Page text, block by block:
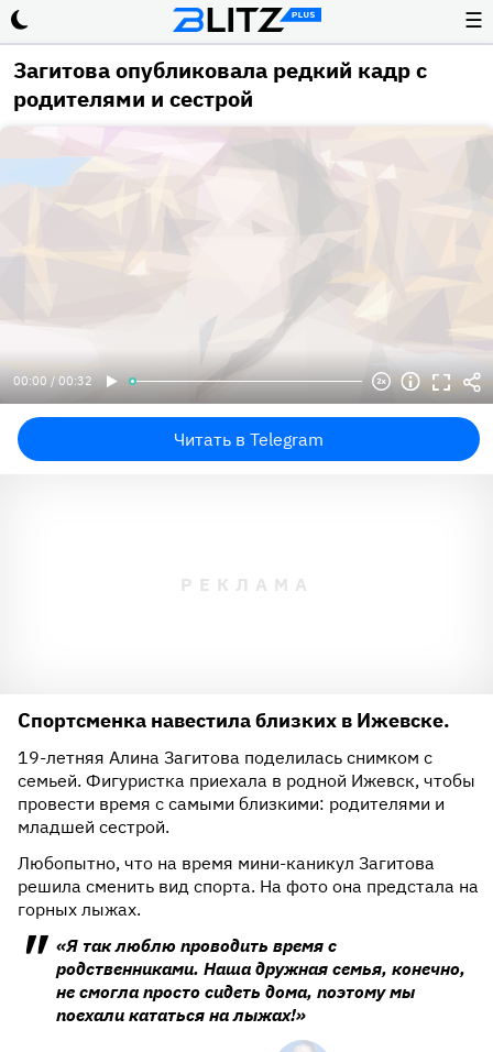
☰
Загитова опубликовала редкий кадр с
родителями и сестрой
00:00 / 00:32
Читать в Telegram
Спортсменка навестила близких в Ижевске.
19-летняя Алина Загитова поделилась снимком с
семьей. Фигуристка приехала в родной Ижевск, чтобы
провести время с самыми близкими: родителями и
младшей сестрой.
Любопытно, что на время мини-каникул Загитова
решила сменить вид спорта. На фото она предстала на
горных лыжах.
«Я так люблю проводить время с
родственниками. Наша дружная семья, конечно,
не смогла просто сидеть дома, поэтому мы
поехали кататься на лыжах!»